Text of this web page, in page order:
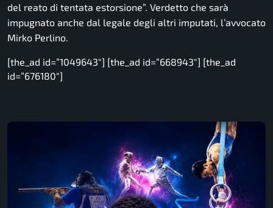
del reato di tentata estorsione”. Verdetto che sarà
impugnato anche dal legale degli altri imputati, l’avvocato
Mirko Perlino.
[the_ad id=”1049643″] [the_ad id=”668943″] [the_ad
id=”676180″]